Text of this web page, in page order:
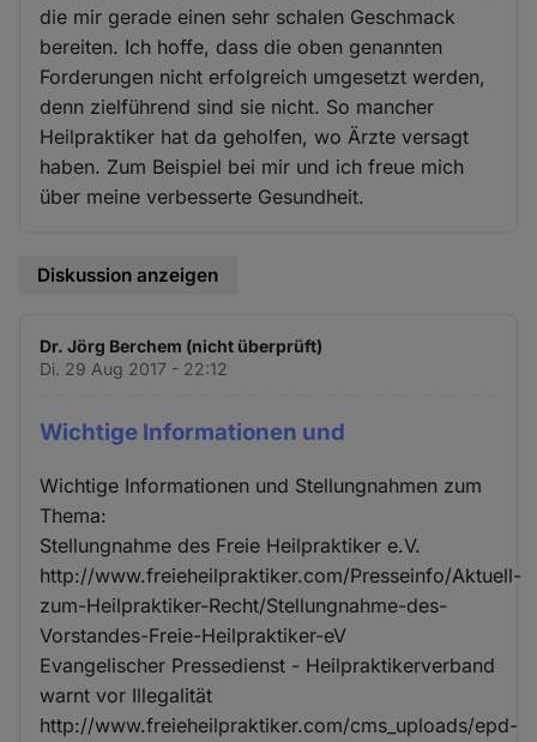
die mir gerade einen sehr schalen Geschmack
bereiten. Ich hoffe, dass die oben genannten
Forderungen nicht erfolgreich umgesetzt werden,
denn zielführend sind sie nicht. So mancher
Heilpraktiker hat da geholfen, wo Ärzte versagt
haben. Zum Beispiel bei mir und ich freue mich
über meine verbesserte Gesundheit.
Diskussion anzeigen
Dr. Jörg Berchem (nicht überprüft)
Di. 29 Aug 2017 - 22:12
Wichtige Informationen und
Wichtige Informationen und Stellungnahmen zum
Thema:
Stellungnahme des Freie Heilpraktiker e.V.
http://www.freieheilpraktiker.com/Presseinfo/Aktuell-
zum-Heilpraktiker-Recht/Stellungnahme-des-
Vorstandes-Freie-Heilpraktiker-eV
Evangelischer Pressedienst - Heilpraktikerverband
warnt vor Illegalität
http://www.freieheilpraktiker.com/cms_uploads/epd-